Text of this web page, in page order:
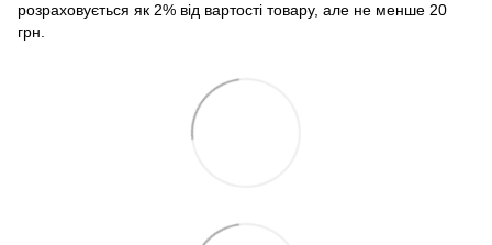
розраховується як 2% від вартості товару, але не менше 20
грн.